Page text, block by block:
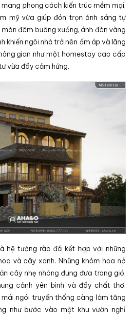
phong cách kiến trúc mềm mại,
mỹ vừa giúp đón trọn ánh sáng tự
đêm buông xuống, ánh đèn vàng
khiến ngôi nhà trở nên ấm áp và lãng
gian như một homestay cao cấp
vừa đầy cảm hứng.
hệ tường rào đá kết hợp với những
và cây xanh. Những khóm hoa nở
cây nhẹ nhàng đung đưa trong gió,
cảnh yên bình và đầy chất thơ.
ngói truyền thống càng làm tăng
như bước vào một khu vườn nghỉ